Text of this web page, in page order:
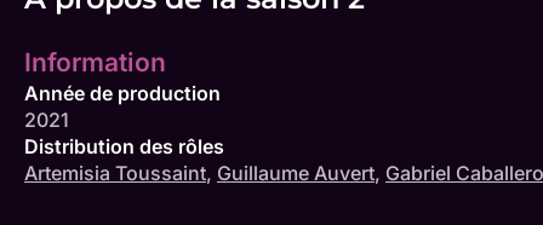
Information
Année de production
2021
Distribution des rôles
Artemisia Toussaint, Guillaume Auvert, Gabriel Caballero